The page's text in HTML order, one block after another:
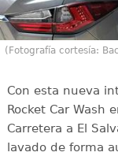
(Fotografía cortesía:
Con esta nueva
Rocket Car Wash
Carretera a El
lavado de forma